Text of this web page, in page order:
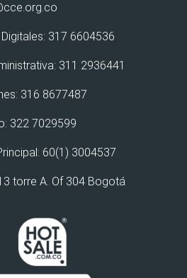
317 6604536
311 2936441
316 8677487
322 7029599
60(1) 3004537
torre A. Of 304 Bogotá